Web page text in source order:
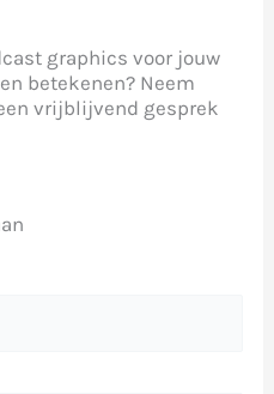
graphics voor jouw
betekenen? Neem
vrijblijvend gesprek